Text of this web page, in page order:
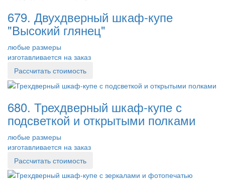
679. Двухдверный шкаф-купе
"Высокий глянец"
любые размеры
изготавливается на заказ
Рассчитать стоимость
680. Трехдверный шкаф-купе с
подсветкой и открытыми полками
любые размеры
изготавливается на заказ
Рассчитать стоимость